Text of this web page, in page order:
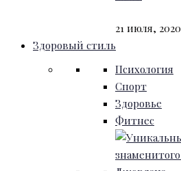
21 июля, 2020
Здоровый стиль
Психология
Спорт
Здоровье
Фитнес